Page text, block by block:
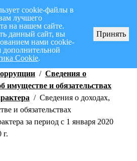
на I полугодие 2026 г.
/ Сведения о
имуществе и обязательствах
/ Сведения о доходах,
и обязательствах
за период с 1 января 2020
г.
cookie-файлы в
лучшего
на нашем сайте.
данный сайт, вы
нами cookie-
Cookie.
Принять